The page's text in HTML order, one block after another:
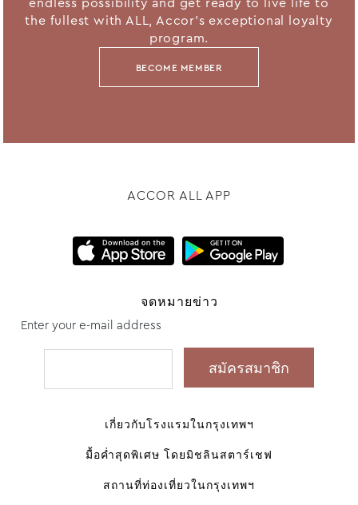
the fullest with ALL, Accor's exceptional loyalty
program.
BECOME MEMBER
ACCOR ALL APP
จดหมายข่าว
Enter your e-mail address
เกี่ยวกับโรงแรมในกรุงเทพฯ
มื้อค่ำสุดพิเศษ โดยมิชลินสตาร์เชฟ
สถานที่ท่องเที่ยวในกรุงเทพฯ